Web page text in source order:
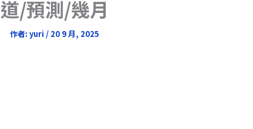
道/預測/幾月
作者: yuri / 20 9 月, 2025